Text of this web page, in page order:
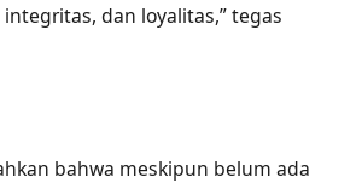
dan loyalitas,” tegas
bahwa meskipun belum ada